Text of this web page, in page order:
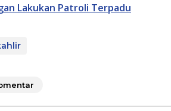
Lakukan Patroli Terpadu